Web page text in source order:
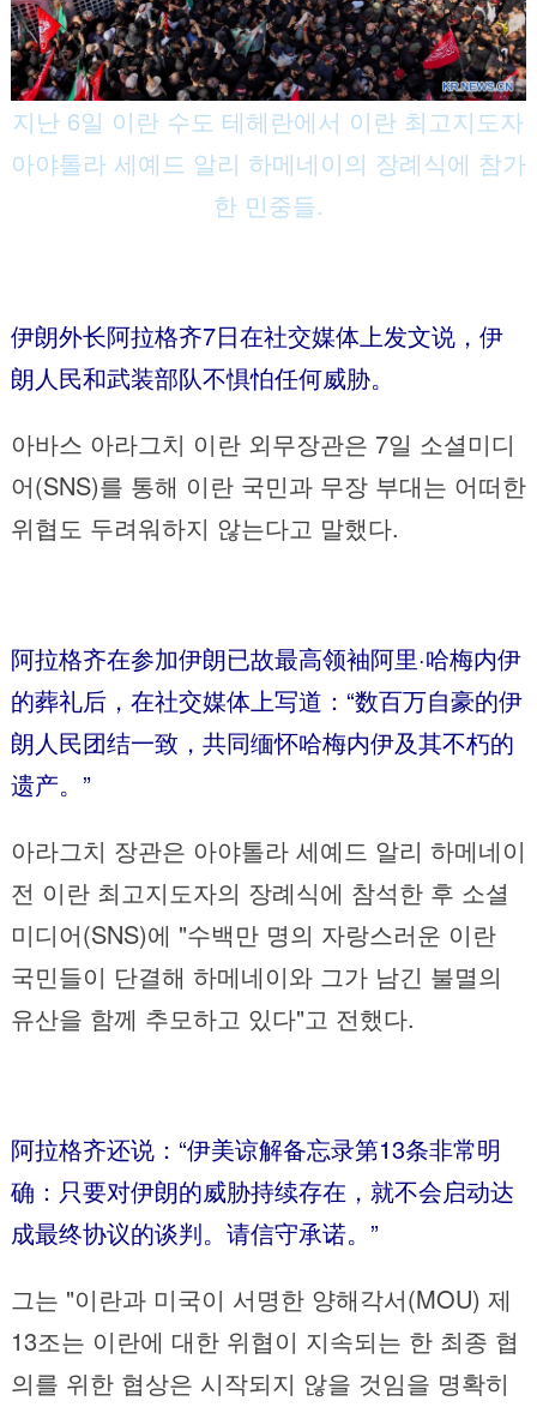
지난 6일 이란 수도 테헤란에서 이란 최고지도자
아야톨라 세예드 알리 하메네이의 장례식에 참가
한 민중들.
伊朗外长阿拉格齐7日在社交媒体上发文说，伊
朗人民和武装部队不惧怕任何威胁。
아바스 아라그치 이란 외무장관은 7일 소셜미디
어(SNS)를 통해 이란 국민과 무장 부대는 어떠한
위협도 두려워하지 않는다고 말했다.
阿拉格齐在参加伊朗已故最高领袖阿里·哈梅内伊
的葬礼后，在社交媒体上写道：“数百万自豪的伊
朗人民团结一致，共同缅怀哈梅内伊及其不朽的
遗产。”
아라그치 장관은 아야톨라 세예드 알리 하메네이
전 이란 최고지도자의 장례식에 참석한 후 소셜
미디어(SNS)에 "수백만 명의 자랑스러운 이란
국민들이 단결해 하메네이와 그가 남긴 불멸의
유산을 함께 추모하고 있다"고 전했다.
阿拉格齐还说：“伊美谅解备忘录第13条非常明
确：只要对伊朗的威胁持续存在，就不会启动达
成最终协议的谈判。请信守承诺。”
그는 "이란과 미국이 서명한 양해각서(MOU) 제
13조는 이란에 대한 위협이 지속되는 한 최종 협
의를 위한 협상은 시작되지 않을 것임을 명확히